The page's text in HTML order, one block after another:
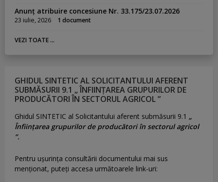
Anunț atribuire concesiune Nr. 33.175/23.07.2026
23 iulie, 2026 1 document
VEZI TOATE ...
GHIDUL SINTETIC AL SOLICITANTULUI AFERENT
SUBMĂSURII 9.1 „ ÎNFIINȚAREA GRUPURILOR DE
PRODUCĂTORI ÎN SECTORUL AGRICOL ”
Ghidul SINTETIC al Solicitantului aferent submăsurii 9.1 „
Înființarea grupurilor de producători în sectorul agricol
”.
Pentru uşurinţa consultării documentului mai sus
menţionat, puteţi accesa următoarele link-uri: